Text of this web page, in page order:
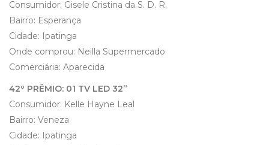
Consumidor: Gisele Cristina da S. D. R.
Bairro: Esperança
Cidade: Ipatinga
Onde comprou: Neilla Supermercado
Comerciária: Aparecida
42º PRÊMIO: 01 TV LED 32”
Consumidor: Kelle Hayne Leal
Bairro: Veneza
Cidade: Ipatinga